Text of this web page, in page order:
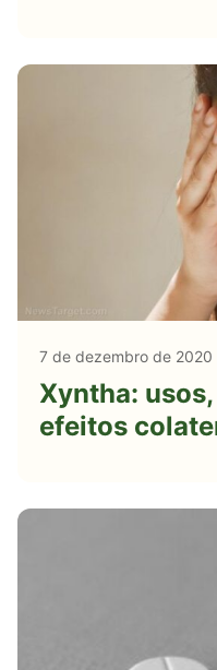
7 de dezembro de 2020
Xyntha:
efeitos